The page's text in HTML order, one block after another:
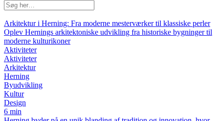
Arkitektur i Herning: Fra moderne mesterværker til klassiske perler
Oplev Hernings arkitektoniske udvikling fra historiske bygninger til
moderne kulturikoner
Aktiviteter
Aktiviteter
Arkitektur
Herning
Byudvikling
Kultur
Design
6 min